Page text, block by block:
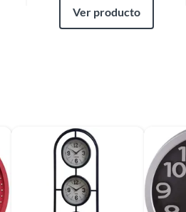
Ver producto